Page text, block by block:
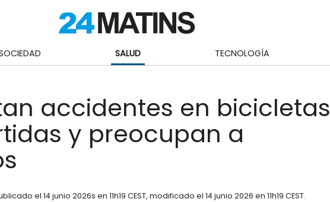
SALUD TECNOLOGÍA
accidentes en bicicletas
y preocupan a
el 14 junio 2026s en 11h19 CEST, modificado el 14 junio 2026 en 11h19 CEST.